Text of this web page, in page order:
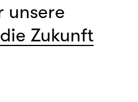
unsere
Zukunft